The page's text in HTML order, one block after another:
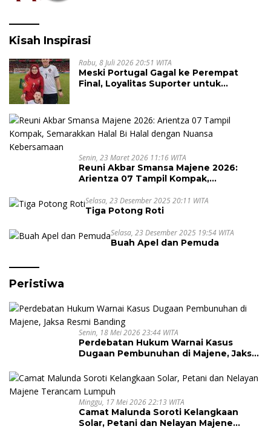
Kisah Inspirasi
Rabu, 8 Juli 2026 20:51 WITA
Meski Portugal Gagal ke Perempat
Final, Loyalitas Suporter untuk
Senin, 23 Maret 2026 11:16 WITA
Reuni Akbar Smansa Majene 2026:
Arientza 07 Tampil Kompak,
Nuansa Kebersamaan
Selasa, 23 Desember 2025 20:11 WITA
Tiga Potong Roti
Selasa, 23 Desember 2025 19:54 WITA
Buah Apel dan Pemuda
Peristiwa
Senin, 18 Mei 2026 23:44 WITA
Perdebatan Hukum Warnai Kasus
Dugaan Pembunuhan di Majene, Jaksa
Minggu, 17 Mei 2026 22:13 WITA
Camat Malunda Soroti Kelangkaan
Solar, Petani dan Nelayan Majene